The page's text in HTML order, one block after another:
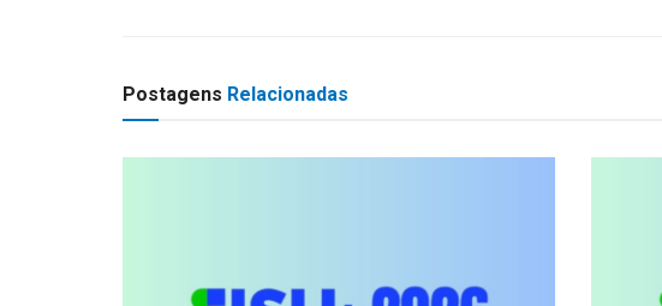
Postagens Relacionadas